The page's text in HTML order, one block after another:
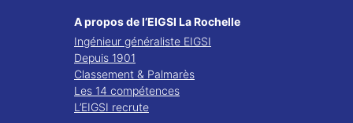
A propos de l’EIGSI La Rochelle
Ingénieur généraliste EIGSI
Depuis 1901
Classement & Palmarès
Les 14 compétences
L’EIGSI recrute